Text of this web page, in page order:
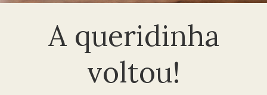
A queridinha
voltou!